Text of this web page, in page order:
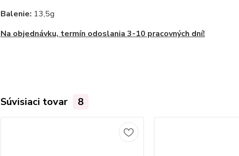
Balenie: 13,5g
Na objednávku, termín odoslania 3-10 pracovných dní!
Súvisiaci tovar 8